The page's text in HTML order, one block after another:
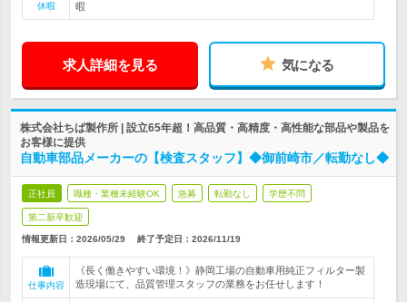
休暇
暇
求人詳細を見る 気になる
株式会社ちば製作所 | 設立65年超！高品質・高精度・高性能な部品や製品を
お客様に提供
自動車部品メーカーの【検査スタッフ】◆御前崎市／転勤なし◆
正社員 職種・業種未経験OK 急募 転勤なし 学歴不問
第二新卒歓迎
情報更新日：2026/05/29 終了予定日： 2026/11/19
仕事内容
《長く働きやすい環境！》静岡工場の自動車用純正フィルター製
造現場にて、品質管理スタッフの業務をお任せします！